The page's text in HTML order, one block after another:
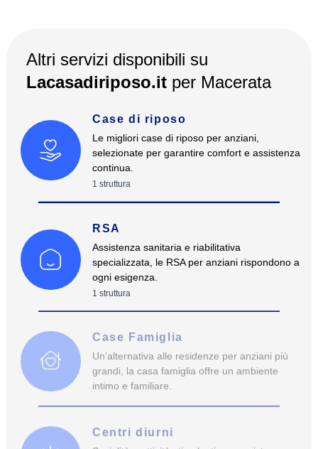
Altri servizi disponibili su
Lacasadiriposo.it per Macerata
Case di riposo
Le migliori case di riposo per anziani,
selezionate per garantire comfort e assistenza
continua.
1 struttura
RSA
Assistenza sanitaria e riabilitativa
specializzata, le RSA per anziani rispondono a
ogni esigenza.
1 struttura
Case Famiglia
Un’alternativa alle residenze per anziani più
grandi, la casa famiglia offre un ambiente
intimo e familiare.
Centri diurni